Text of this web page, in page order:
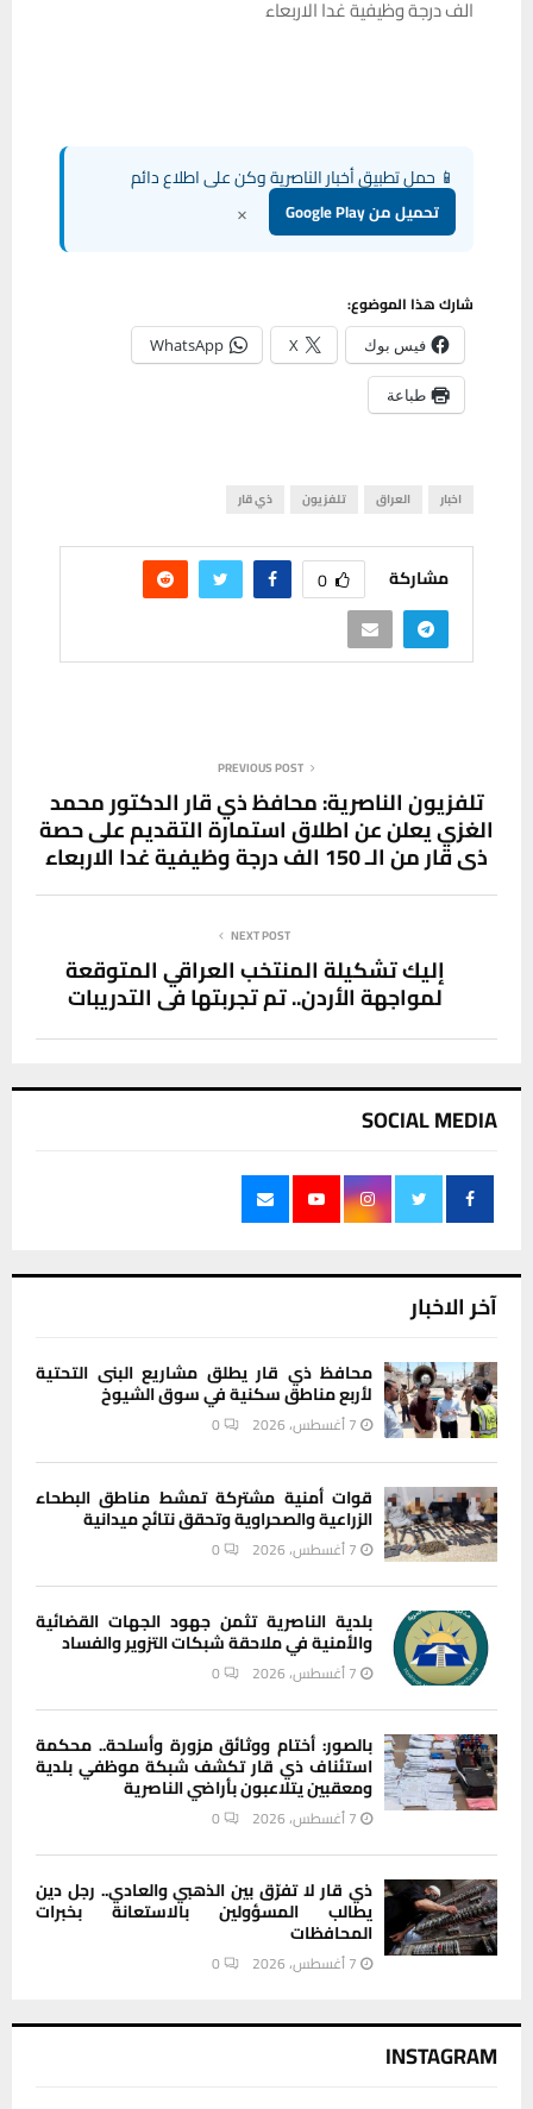
الف درجة وظيفية غدا الاربعاء
📱 حمل تطبيق أخبار الناصرية وكن على اطلاع دائم
تحميل من Google Play ×
شارك هذا الموضوع:
فيس بوك X
WhatsApp
طباعة
اخبار العراق تلفزيون ذي قار
مشاركة 0
PREVIOUS POST
تلفزيون الناصرية: محافظ ذي قار الدكتور محمد
الغزي يعلن عن اطلاق استمارة التقديم على حصة
ذي قار من الـ 150 الف درجة وظيفية غدا الاربعاء
NEXT POST
إليك تشكيلة المنتخب العراقي المتوقعة
لمواجهة الأردن.. تم تجربتها في التدريبات
SOCIAL MEDIA
آخر الاخبار
محافظ ذي قار يطلق مشاريع البنى التحتية
لأربع مناطق سكنية في سوق الشيوخ
7 أغسطس، 2026 0
قوات أمنية مشتركة تمشط مناطق البطحاء
الزراعية والصحراوية وتحقق نتائج ميدانية
7 أغسطس، 2026 0
بلدية الناصرية تثمن جهود الجهات القضائية
والأمنية في ملاحقة شبكات التزوير والفساد
7 أغسطس، 2026 0
بالصور: أختام ووثائق مزورة وأسلحة.. محكمة
استئناف ذي قار تكشف شبكة موظفي بلدية
ومعقبين يتلاعبون بأراضي الناصرية
7 أغسطس، 2026 0
ذي قار لا تفرّق بين الذهبي والعادي.. رجل دين
يطالب المسؤولين بالاستعانة بخبرات
المحافظات
7 أغسطس، 2026 0
INSTAGRAM